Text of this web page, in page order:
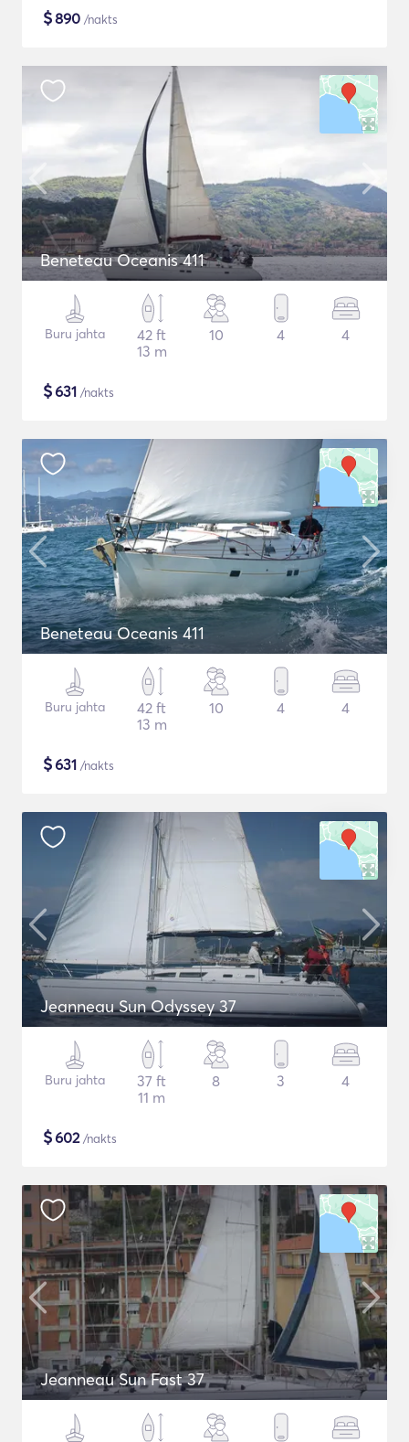
$890 /nakts
Beneteau Oceanis 411
Buru jahta
42 ft
13 m
10 4 4
$631 /nakts
Beneteau Oceanis 411
Buru jahta
42 ft
13 m
10 4 4
$631 /nakts
Jeanneau Sun Odyssey 37
Buru jahta
37 ft
11 m
8 3 4
$602/nakts
Jeanneau Sun Fast 37